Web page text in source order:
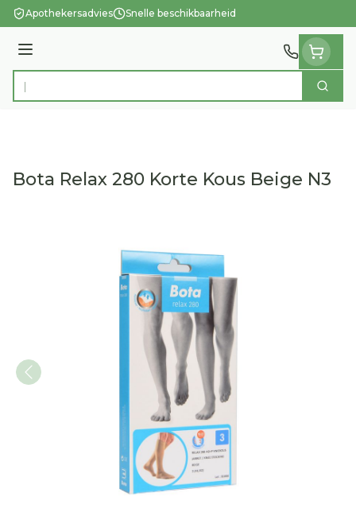
Ga naar de inhoud
Apothekersadvies Snelle beschikbaarheid
Menu
Product, merk, categorie... Zoek
Bota Relax 280 Korte Kous Beige N3